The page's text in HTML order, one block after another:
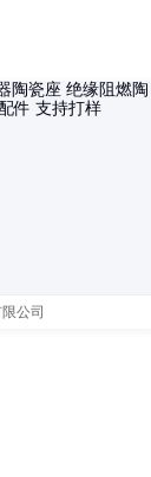
公司